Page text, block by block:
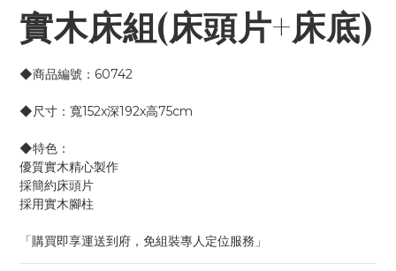
實木床組(床頭片+床底)
◆商品編號：60742
◆尺寸：寬152x深192x高75cm
◆特色：
優質實木精心製作
採簡約床頭片
採用實木腳柱
「購買即享運送到府，免組裝專人定位服務」